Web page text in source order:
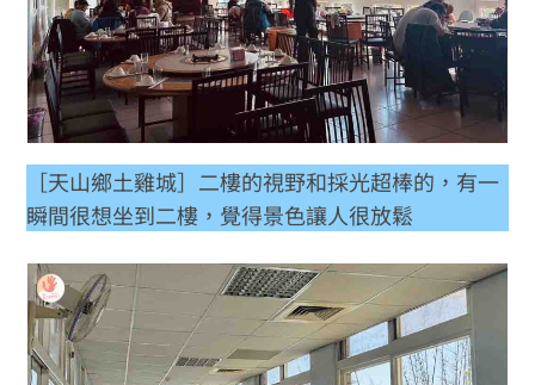
［天山鄉土雞城］二樓的視野和採光超棒的，有一
瞬間很想坐到二樓，覺得景色讓人很放鬆